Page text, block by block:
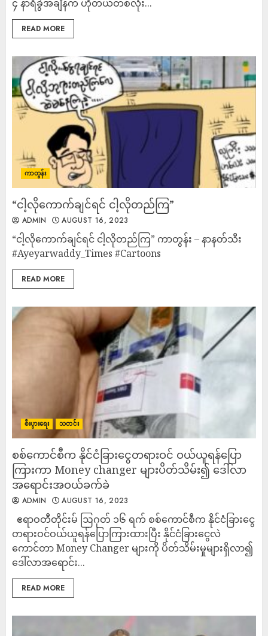
၄ နာရီခွဲအချိန်က ဟိုတယ်တစ်လုံး...
READ MORE
ကာတွန်း
“ငါ့လိုကောက်ချင်ရင် ငါ့လိုတည်ကြ”
ADMIN AUGUST 16, 2023
“ငါ့လိုကောက်ချင်ရင် ငါ့လိုတည်ကြ” ကာတွန်း – နာနတ်သီး
#Ayeyarwaddy_Times #Cartoons
READ MORE
စီးပွားရေး သတင်း
စစ်ကောင်စီက နိုင်ငံခြားငွေတရားဝင် ဝယ်ယူရန်ပြော
ကြားကာ Money changer များပိတ်သိမ်း၍ ဒေါ်လာ
အရောင်းအဝယ်ခက်ခဲ
ADMIN AUGUST 16, 2023
ဧရာဝတီတိုင်းမ် ဩဂုတ် ၁၆ ရက် စစ်ကောင်စီက နိုင်ငံခြားငွေ
တရားဝင်ဝယ်ယူရန်ပြောကြားထားပြီး နိုင်ငံခြားငွေလဲ
ကောင်တာ Money Changer များကို ပိတ်သိမ်းမှုများရှိလာ၍
ဒေါ်လာအရောင်း...
READ MORE